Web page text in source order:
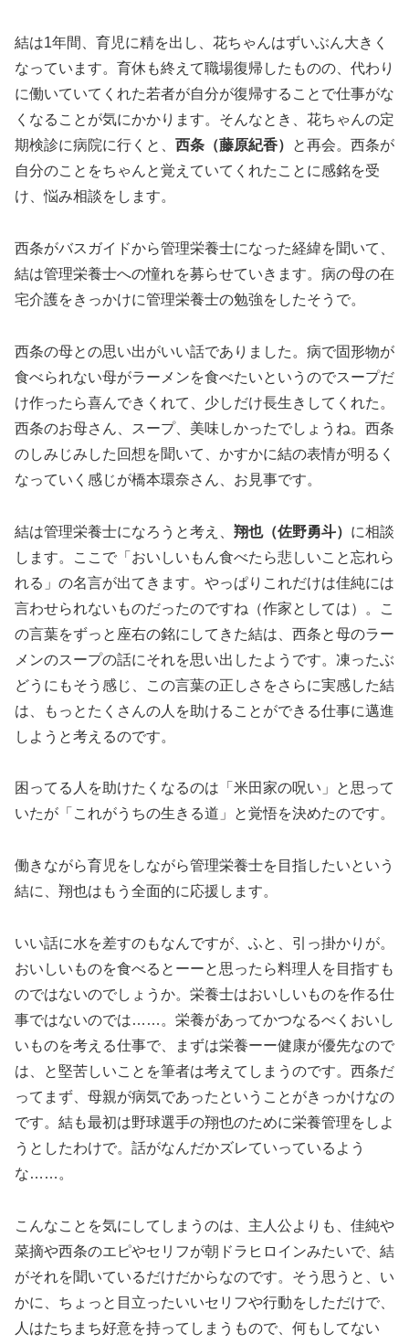
結は1年間、育児に精を出し、花ちゃんはずいぶん大きく
なっています。育休も終えて職場復帰したものの、代わり
に働いていてくれた若者が自分が復帰することで仕事がな
くなることが気にかかります。そんなとき、花ちゃんの定
期検診に病院に行くと、 西条（藤原紀香）
と再会。西条が
自分のことをちゃんと覚えていてくれたことに感銘を受
け、悩み相談をします。
西条がバスガイドから管理栄養士になった経緯を聞いて、
結は管理栄養士への憧れを募らせていきます。病の母の在
宅介護をきっかけに管理栄養士の勉強をしたそうで。
西条の母との思い出がいい話でありました。病で固形物が
食べられない母がラーメンを食べたいというのでスープだ
け作ったら喜んできくれて、少しだけ長生きしてくれた。
西条のお母さん、スープ、美味しかったでしょうね。西条
のしみじみした回想を聞いて、かすかに結の表情が明るく
なっていく感じが橋本環奈さん、お見事です。
結は管理栄養士になろうと考え、 翔也（佐野勇斗） に相談
します。ここで「おいしいもん食べたら悲しいこと忘れら
れる」の名言が出てきます。やっぱりこれだけは佳純には
言わせられないものだったのですね（作家としては）。こ
の言葉をずっと座右の銘にしてきた結は、西条と母のラー
メンのスープの話にそれを思い出したようです。凍ったぶ
どうにもそう感じ、この言葉の正しさをさらに実感した結
は、もっとたくさんの人を助けることができる仕事に邁進
しようと考えるのです。
困ってる人を助けたくなるのは「米田家の呪い」と思って
いたが「これがうちの生きる道」と覚悟を決めたのです。
働きながら育児をしながら管理栄養士を目指したいという
結に、翔也はもう全面的に応援します。
いい話に水を差すのもなんですが、ふと、引っ掛かりが。
おいしいものを食べるとーーと思ったら料理人を目指すも
のではないのでしょうか。栄養士はおいしいものを作る仕
事ではないのでは……。栄養があってかつなるべくおいし
いものを考える仕事で、まずは栄養ーー健康が優先なので
は、と堅苦しいことを筆者は考えてしまうのです。西条だ
ってまず、母親が病気であったということがきっかけなの
です。結も最初は野球選手の翔也のために栄養管理をしよ
うとしたわけで。話がなんだかズレていっているよう
な……。
こんなことを気にしてしまうのは、主人公よりも、佳純や
菜摘や西条のエピやセリフが朝ドラヒロインみたいで、結
がそれを聞いているだけだからなのです。そう思うと、い
かに、ちょっと目立ったいいセリフや行動をしただけで、
人はたちまち好意を持ってしまうもので、何もしてない